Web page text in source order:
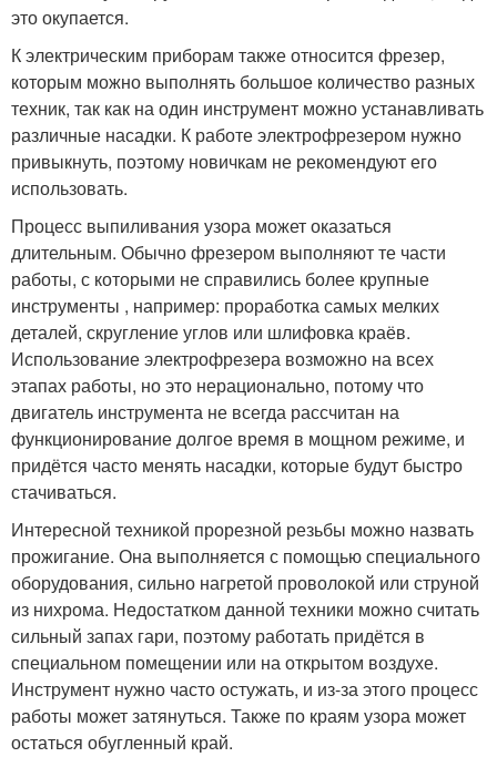
это окупается.
К электрическим приборам также относится фрезер,
которым можно выполнять большое количество разных
техник, так как на один инструмент можно устанавливать
различные насадки. К работе электрофрезером нужно
привыкнуть, поэтому новичкам не рекомендуют его
использовать.
Процесс выпиливания узора может оказаться
длительным. Обычно фрезером выполняют те части
работы, с которыми не справились более крупные
инструменты , например: проработка самых мелких
деталей, скругление углов или шлифовка краёв.
Использование электрофрезера возможно на всех
этапах работы, но это нерационально, потому что
двигатель инструмента не всегда рассчитан на
функционирование долгое время в мощном режиме, и
придётся часто менять насадки, которые будут быстро
стачиваться.
Интересной техникой прорезной резьбы можно назвать
прожигание. Она выполняется с помощью специального
оборудования, сильно нагретой проволокой или струной
из нихрома. Недостатком данной техники можно считать
сильный запах гари, поэтому работать придётся в
специальном помещении или на открытом воздухе.
Инструмент нужно часто остужать, и из-за этого процесс
работы может затянуться. Также по краям узора может
остаться обугленный край.